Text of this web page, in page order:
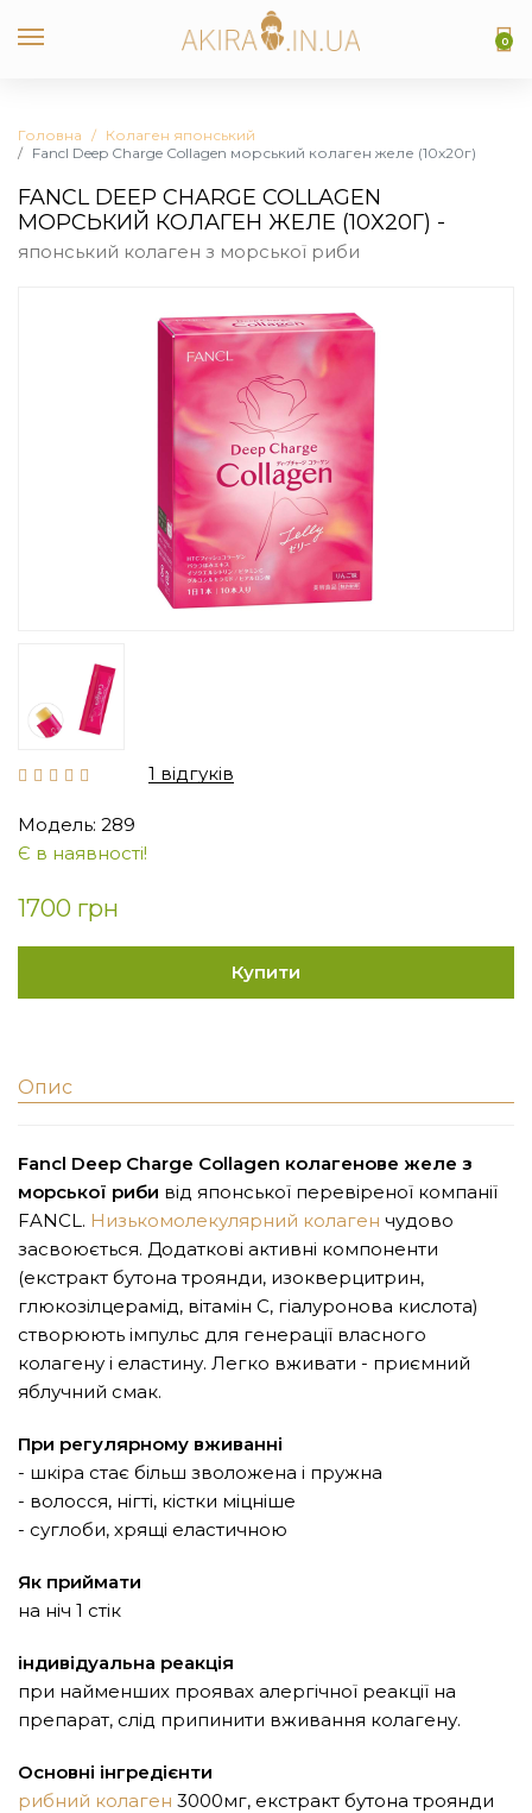
0
Головна
Колаген японський
Fancl Deep Charge Collagen морський колаген желе (10х20г)
FANCL DEEP CHARGE COLLAGEN
МОРСЬКИЙ КОЛАГЕН ЖЕЛЕ (10Х20Г) -
японський колаген з морської риби
1 відгуків
Модель: 289
Є в наявності!
1700 грн
Купити
Опис
Fancl Deep Charge Collagen колагенове желе з
морської риби від японської перевіреної компанії
FANCL. Низькомолекулярний колаген чудово
засвоюється. Додаткові активні компоненти
(екстракт бутона троянди, изокверцитрин,
глюкозілцерамід, вітамін С, гіалуронова кислота)
створюють імпульс для генерації власного
колагену і еластину. Легко вживати - приємний
яблучний смак.
При регулярному вживанні
- шкіра стає більш зволожена і пружна
- волосся, нігті, кістки міцніше
- суглоби, хрящі еластичною
Як приймати
на ніч 1 стік
індивідуальна реакція
при найменших проявах алергічної реакції на
препарат, слід припинити вживання колагену.
Основні інгредієнти
рибний колаген 3000мг, екстракт бутона троянди